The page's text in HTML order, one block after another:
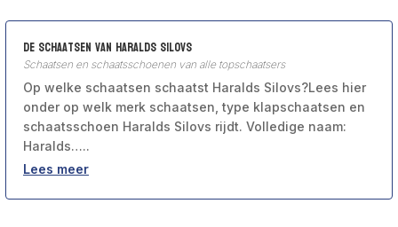
De schaatsen van Haralds Silovs
Schaatsen en schaatsschoenen van alle topschaatsers
Op welke schaatsen schaatst Haralds Silovs?Lees hier
onder op welk merk schaatsen, type klapschaatsen en
schaatsschoen Haralds Silovs rijdt. Volledige naam:
Haralds…..
Lees meer